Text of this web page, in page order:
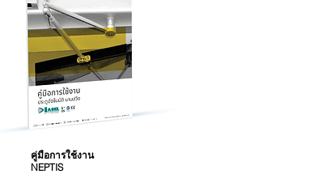
คู่มือการใช้งาน
NEPTIS